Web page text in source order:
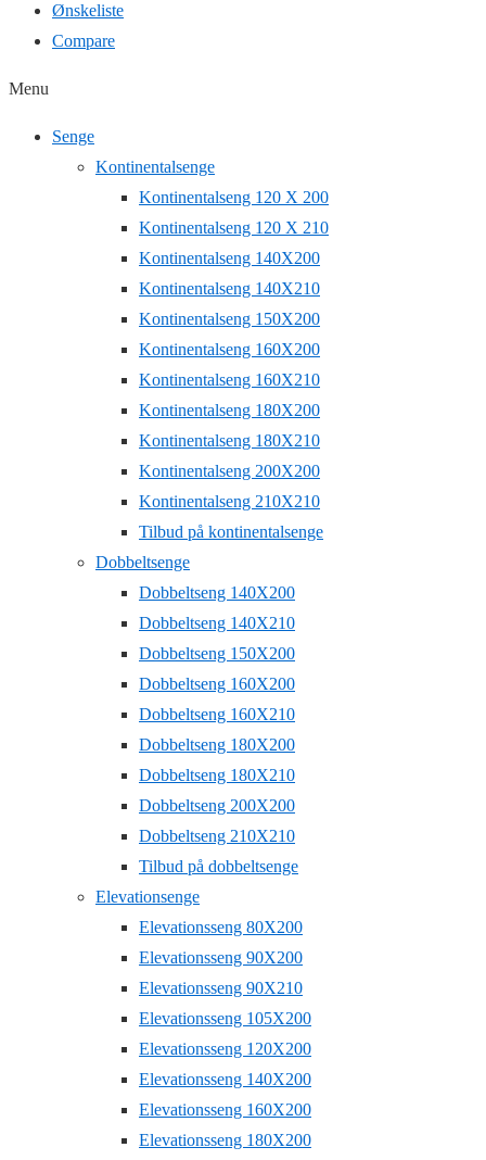
Ønskeliste
Compare
Menu
Senge
Kontinentalsenge
Kontinentalseng 120 X 200
Kontinentalseng 120 X 210
Kontinentalseng 140X200
Kontinentalseng 140X210
Kontinentalseng 150X200
Kontinentalseng 160X200
Kontinentalseng 160X210
Kontinentalseng 180X200
Kontinentalseng 180X210
Kontinentalseng 200X200
Kontinentalseng 210X210
Tilbud på kontinentalsenge
Dobbeltsenge
Dobbeltseng 140X200
Dobbeltseng 140X210
Dobbeltseng 150X200
Dobbeltseng 160X200
Dobbeltseng 160X210
Dobbeltseng 180X200
Dobbeltseng 180X210
Dobbeltseng 200X200
Dobbeltseng 210X210
Tilbud på dobbeltsenge
Elevationsenge
Elevationsseng 80X200
Elevationsseng 90X200
Elevationsseng 90X210
Elevationsseng 105X200
Elevationsseng 120X200
Elevationsseng 140X200
Elevationsseng 160X200
Elevationsseng 180X200